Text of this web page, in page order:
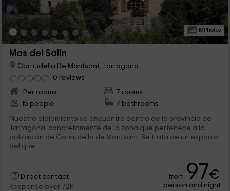
18 Photos
Mas del Salin
Cornudella De Montsant, Tarragona
0 reviews
Per rooms
7 rooms
15 people
7 bathrooms
Nuestro alojamiento se encuentra dentro de la provincia de
Tarragona, concretamente de la zona que pertenece a la
población de Cornudella de Montsant. Se trata de un espacio
del que...
Direct contact
Response over 72h
from 97€
person and night